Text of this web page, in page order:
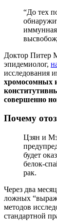
“До тех
иммунная
Доктор Питер
эпидемиолог,
исследования
хромосомных
совершенно
Почему
Цзян и
будет
белок-
рак.
Через два
ложных
методов
стандартной